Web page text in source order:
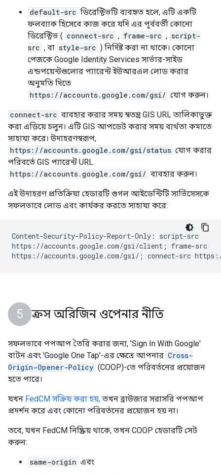
default-src ডিরেক্টিভটি ব্যবহৃত হলে, এটি একটি
ফলব্যাক হিসেবে কাজ করে যদি এর পূর্ববর্তী কোনো
ডিরেক্টিভ ( connect-src , frame-src , script-
src , বা style-src ) নির্দিষ্ট করা না থাকে। কোনো
পেজকে Google Identity Services সার্ভার-সাইড
এন্ডপয়েন্টগুলোর প্যারেন্ট ইউআরএল লোড করার
অনুমতি দিতে
https://accounts.google.com/gsi/ যোগ করুন।
connect-src ব্যবহার করার সময় স্বতন্ত্র GIS URL তালিকাভুক্ত
করা এড়িয়ে চলুন। এটি GIS আপডেট করার সময় ব্যর্থতা কমাতে
সাহায্য করে। উদাহরণস্বরূপ,
https://accounts.google.com/gsi/status যোগ করার
পরিবর্তে GIS প্যারেন্ট URL
https://accounts.google.com/gsi/ ব্যবহার করুন।
এই উদাহরণ প্রতিক্রিয়া হেডারটি গুগল আইডেন্টিটি সার্ভিসেসকে
সফলভাবে লোড এবং কার্যকর করতে সাহায্য করে:
Content-Security-Policy-Report-Only: script-src
https://accounts.google.com/gsi/client; frame-src
ক্রস অরিজিন ওপেনার নীতি
সফলভাবে পপআপ তৈরি করার জন্য, 'Sign In With Google'
বাটন এবং 'Google One Tap'-এর ক্ষেত্রে আপনার Cross-
Origin-Opener-Policy (COOP)-তে পরিবর্তনের প্রয়োজন
হতে পারে।
যখন FedCM সক্রিয় করা হয়, তখন ব্রাউজার সরাসরি পপআপ
প্রদর্শন করে এবং কোনো পরিবর্তনের প্রয়োজন হয় না।
তবে, যখন FedCM নিষ্ক্রিয় থাকে, তখন COOP হেডারটি সেট
করুন:
same-origin এবং